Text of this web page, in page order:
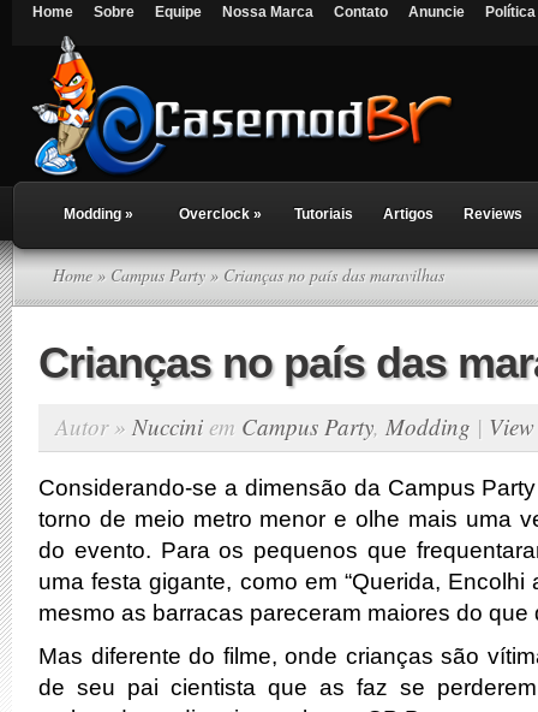
Home Sobre Equipe Nossa Marca Contato Anuncie
Modding » Overclock » Tutoriais Artigos Reviews
Home » Campus Party» Crianças no país das maravilhas
Crianças no país das
Autor » Nuccini em Campus Party, Modding |
Considerando-se a dimensão da Campus
torno de meio metro menor e olhe mais uma
do evento. Para os pequenos que
uma festa gigante, como em “Querida, Encolhi
mesmo as barracas pareceram maiores do que
Mas diferente do filme, onde crianças são
de seu pai cientista que as faz se